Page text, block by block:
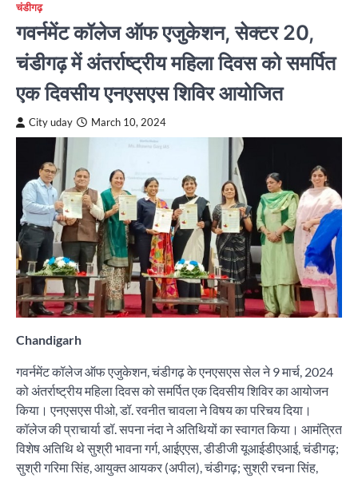
चंडीगढ़
गवर्नमेंट कॉलेज ऑफ एजुकेशन, सेक्टर 20,
चंडीगढ़ में अंतर्राष्ट्रीय महिला दिवस को समर्पित
एक दिवसीय एनएसएस शिविर आयोजित
City uday March 10, 2024
Chandigarh
गवर्नमेंट कॉलेज ऑफ एजुकेशन, चंडीगढ़ के एनएसएस सेल ने 9 मार्च, 2024
को अंतर्राष्ट्रीय महिला दिवस को समर्पित एक दिवसीय शिविर का आयोजन
किया। एनएसएस पीओ, डॉ. रवनीत चावला ने विषय का परिचय दिया।
कॉलेज की प्राचार्या डॉ. सपना नंदा ने अतिथियों का स्वागत किया। आमंत्रित
विशेष अतिथि थे सुश्री भावना गर्ग, आईएएस, डीडीजी यूआईडीएआई, चंडीगढ़;
सुश्री गरिमा सिंह, आयुक्त आयकर (अपील), चंडीगढ़; सुश्री रचना सिंह,